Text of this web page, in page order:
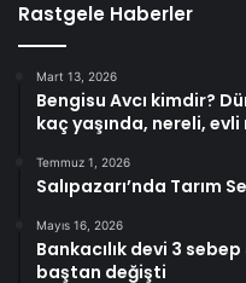
Rastgele Haberler
Mart 13, 2026
Bengisu Avcı kimdir?
kaç yaşında, nereli, evli
Temmuz 1, 2026
Salıpazarı’nda Tarım
Mayıs 16, 2026
Bankacılık devi 3
baştan değişti